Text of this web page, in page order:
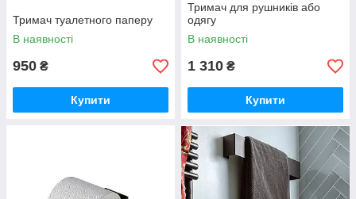
Тримач туалетного паперу
В наявності
950 ₴
Купити
Тримач для рушників або
одягу
В наявності
1 310 ₴
Купити